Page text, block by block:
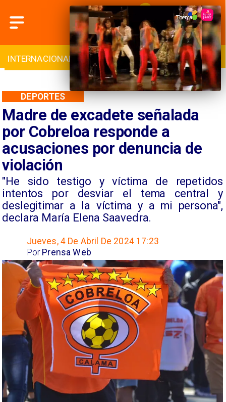
INTERNACIONAL DEPORTES CULTURA
Madre de excadete señalada
por Cobreloa responde a
acusaciones por denuncia de
violación
"He sido testigo y víctima de repetidos
intentos por desviar el tema central y
deslegitimar a la víctima y a mi persona",
declara María Elena Saavedra.
DEPORTES
Jueves, 4 De Abril De 2024 17:23
Prensa Web
Por